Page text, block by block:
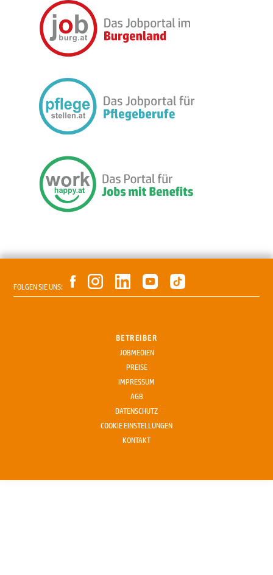
FOLGEN SIE UNS:
BETREIBER
JOBMEDIEN
PREISE
IMPRESSUM
AGB
DATENSCHUTZ
COOKIE EINSTELLUNGEN
KONTAKT